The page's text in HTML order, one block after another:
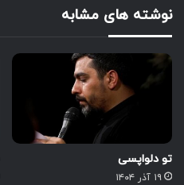
نوشته های مشابه
تو دلواپسی
۱۹ آذر ۱۴۰۴